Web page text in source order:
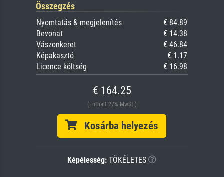
Összegzés
Nyomtatás & megjelenítés
€ 84.89
Bevonat
€ 14.38
Vászonkeret
€ 46.84
Képakasztó
€ 1.17
Licence költség
€ 16.98
€ 164.25
(Enthält 27% MwSt.)
Kosárba helyezés
Képélesség: TÖKÉLETES